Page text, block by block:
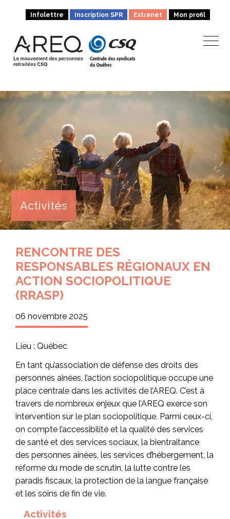
Infolettre Inscription SPR Extranet Mon profil
Activités
RENCONTRE DES
RESPONSABLES RÉGIONAUX EN
ACTION SOCIOPOLITIQUE
(RRASP)
06 novembre 2025
Lieu : Québec
En tant qu’association de défense des droits des
personnes aînées, l’action sociopolitique occupe une
place centrale dans les activités de l’AREQ. C’est à
travers de nombreux enjeux que l’AREQ exerce son
intervention sur le plan sociopolitique. Parmi ceux-ci,
on compte l’accessibilité et la qualité des services
de santé et des services sociaux, la bientraitance
des personnes aînées, les services d’hébergement, la
réforme du mode de scrutin, la lutte contre les
paradis fiscaux, la protection de la langue française
et les soins de fin de vie.
Activités